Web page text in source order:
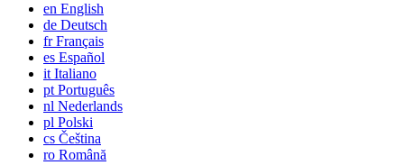
en English
de Deutsch
frFrançais
es Español
it Italiano
pt Português
nl Nederlands
pl Polski
cs Čeština
ro Română